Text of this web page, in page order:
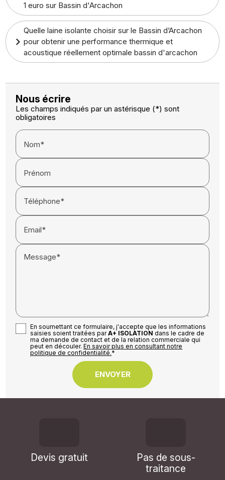
1 euro sur Bassin d'Arcachon
Quelle laine isolante choisir sur le Bassin d’Arcachon
pour obtenir une performance thermique et
acoustique réellement optimale bassin d'arcachon
Nous écrire
Les champs indiqués par un astérisque (*) sont
obligatoires
Nom*
Prénom
Téléphone*
Email*
Message*
En soumettant ce formulaire, j'accepte que les informations
saisies soient traitées parA+ ISOLATION dans le cadre de
ma demande de contact et de la relation commerciale qui
peut en découler.En savoir plus en consultant notre
politique de confidentialité.*
Devis gratuit
Pas de sous-
traitance